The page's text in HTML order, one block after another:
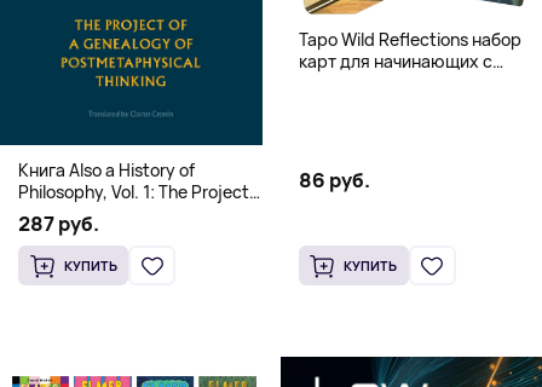
Книга Also a History of
Philosophy, Vol. 1: The Project
of a Genealogy of
Postmetaphysical Thinking
(Твердый переплет)
287 руб.
КУПИТЬ
Таро Wild Reflections набор
карт для начинающих с
86 руб.
КУПИТЬ